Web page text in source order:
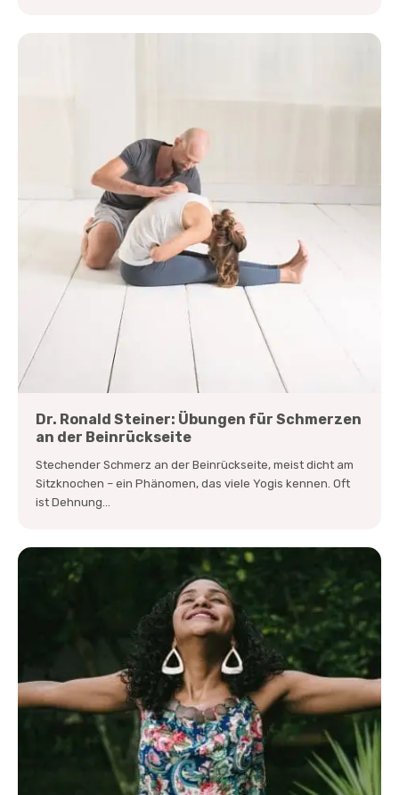
Dr. Ronald Steiner: Übungen für Schmerzen
an der Beinrückseite
Stechender Schmerz an der Beinrückseite, meist dicht am
Sitzknochen – ein Phänomen, das viele Yogis kennen. Oft
ist Dehnung...